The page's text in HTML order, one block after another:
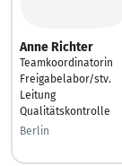
Anne Richter
Teamkoordinatorin
Freigabelabor/stv.
Leitung
Qualitätskontrolle
Berlin